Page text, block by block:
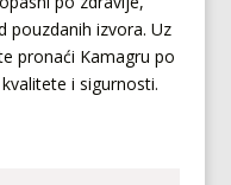
pouzdanih izvora. Uz
pronaći Kamagru po
i sigurnosti.